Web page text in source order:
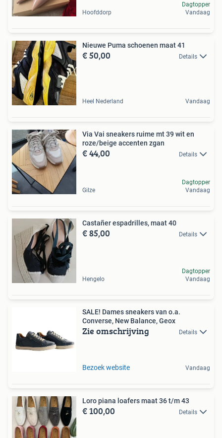
Hoofddorp
Dagtopper
Vandaag
Nieuwe Puma schoenen maat 41
€ 50,00 Details
Heel Nederland Vandaag
Via Vai sneakers ruime mt 39 wit en
roze/beige accenten zgan
€ 44,00 Details
Gilze
Dagtopper
Vandaag
Castañer espadrilles, maat 40
€ 85,00 Details
Hengelo
Dagtopper
Vandaag
SALE! Dames sneakers van o.a.
Converse, New Balance, Geox
Zie omschrijving Details
Bezoek website Vandaag
Loro piana loafers maat 36 t/m 43
€ 100,00 Details